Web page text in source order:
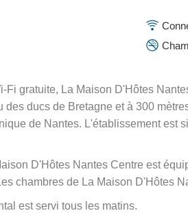
Fi gratuite, La Maison D'Hôtes
des ducs de Bretagne et à 300
de Nantes. L'établissement est
D'Hôtes Nantes Centre est
chambres de La Maison D'Hôtes
est servi tous les matins.